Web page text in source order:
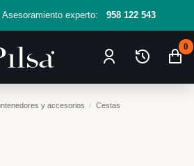
Asesoramiento experto: 958 122 543
0
y accesorios Cestas